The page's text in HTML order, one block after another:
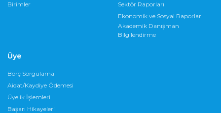
Birimler
Sektör Raporları
Ekonomik ve Sosyal Raporlar
Akademik Danışman
Bilgilendirme
Üye
Borç Sorgulama
Aidat/Kaydiye Ödemesi
Üyelik İşlemleri
Başarı Hikayeleri